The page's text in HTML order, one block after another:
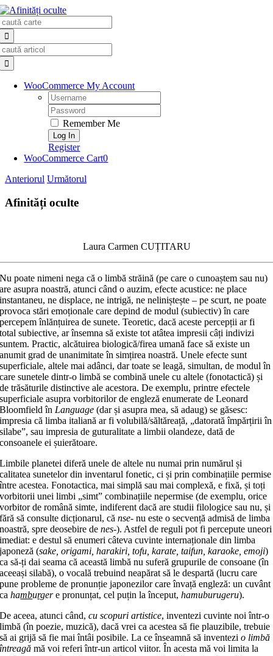
Skip
to
content
WooCommerce My Account
Username:
Password:
Remember Me
Register
WooCommerce Cart0
Anteriorul Următorul
Afinități oculte
Laura Carmen CUȚITARU
Nu poate nimeni nega că o limbă străină (pe care o cunoaștem sau nu)
are asupra noastră, atunci când o auzim, efecte acustice: ne place
instantaneu, ne displace, ne intrigă, ne neliniștește – pe scurt, ne poate
provoca stări emoționale care depind de modul (subiectiv) în care
percepem înlănțuirea de sunete. Teoretic, dacă aceste percepții ar fi
total subiective, ar însemna să existe tot atâtea impresii câți indivizi
suntem. Practic, alcătuirea biologică/firea umană face să existe un
anumit grad de unanimitate în simțirea noastră. Unele efecte sunt
superficiale, altele mai adânci, dar toate se leagă, simultan, de modul în
care sunetele dintr-o limbă se combină unele cu altele (fonotactică) și
de trăsăturile distinctive ale acestora. De exemplu, printre efectele
superficiale asupra vorbitorilor de engleză enumerate de Leonard
Bloomfield înLanguage (dar și asupra mea, să adaug) se găsesc:
impresia că limba italiană ar fi volubilă/săltăreață, „datorată împărțirii în
silabe”, sau impresia de guturalitate a limbii olandeze, dată de
consoanele ei șuierătoare.
Limbile planetei diferă unele de altele nu numai prin numărul și
calitatea sunetelor din inventarul fonetic, ci și prin combinațiile permise
între acestea. Fonotactica, mai simplă sau mai complexă, e fixă, și toți
vorbitorii unei limbi „simt” combinațiile nepermise (de exemplu, orice
vorbitor de română simte, indiferent dacă are studii filologice sau nu, și
fără să consulte dicționarul, cănse- nu este o secvență admisă de limba
noastră, spre deosebire denes-). Astfel de reguli pot fi percepute uneori
imediat: e destul să enumeri câteva cuvinte internaționale din limba
japoneză (sake, origami, harakiri, tofu, karate, taifun, karaoke, emoji)
ca să-ți dai seama că această limbă nu suferă grupurile de consoane (în
aceeași silabă), o vocală trebuind neapărat să le despartă (lucru care
pune probleme de pronunție japonezilor care învață engleză: un cuvânt
cahamburgere pronunțat, cel puțin la început,hamuburugeru).
De aceea, atunci când,cu scopuri artistice, inventezi cuvinte noi într-o
limbă (în poezie, muzică), dacă vrei ca acestea să fie plauzibile, trebuie
să ai grijă să fie mai întâi posibile. La ce înseamnă să inventezio limbă
întreagă mă voi referi într-un articol viitor. În acesta mă voi limita la